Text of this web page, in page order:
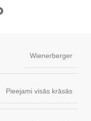
Wienerberger
Pieejami visās krāsās